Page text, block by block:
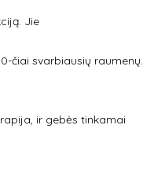
Jie
čiai svarbiausių raumenų.
ir gebės tinkamai